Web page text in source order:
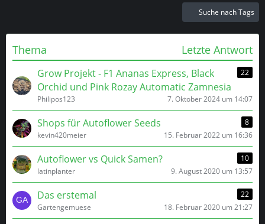
Suche nach Tags
Thema Letzte Antwort
Grow Projekt - F1 Ananas Express, Black
Orchid und Pink Rozay Automatic Zamnesia
22
Philipos123 7. Oktober 2024 um 14:07
Shops für Autoflower Seeds
8
kevin420meier
15. Februar 2022 um 16:36
Autoflower vs Quick Samen?
10
latinplanter
9. August 2020 um 13:57
Das erstemal
22
Gartengemuese
18. Februar 2020 um 21:27